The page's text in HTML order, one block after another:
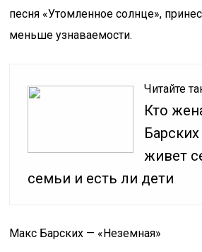
песня «Утомленное солнце»,
меньше узнаваемости.
Читайте
Кто
живет
семьи и есть ли дети
Макс Барских — «Неземная»